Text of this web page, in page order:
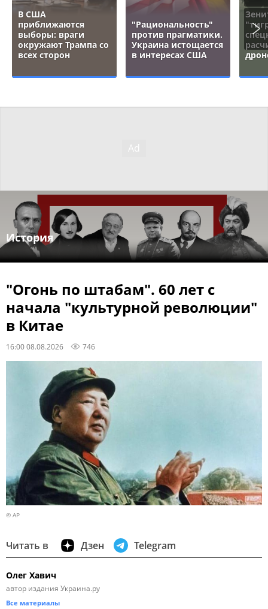
В США
приближаются
выборы: враги
окружают Трампа со
всех сторон
"Рациональность"
против прагматики.
Украина истощается
в интересах США
История
"Огонь по штабам". 60 лет с
начала "культурной революции"
в Китае
16:00 08.08.2026 746
© AP
Читать в Дзен Telegram
Олег Хавич
автор издания Украина.ру
Все материалы